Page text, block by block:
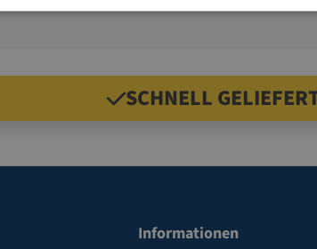
SCHNELL
Informationen